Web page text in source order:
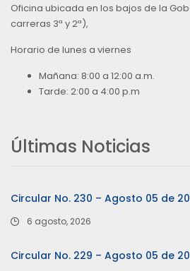
Oficina ubicada en los bajos de la
carreras 3ª y 2ª),
Horario de lunes a viernes
Mañana: 8:00 a 12:00 a.m.
Tarde: 2:00 a 4:00 p.m
Últimas Noticias
Circular No. 230 – Agosto 05 de
6 agosto, 2026
Circular No. 229 – Agosto 05 de